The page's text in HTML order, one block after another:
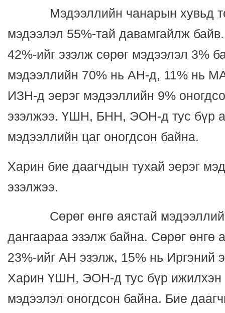
Мэдээллийн чанарын хувьд
мэдээлэл 55%-тай давамгайлж
42%-ийг эзэлж сөрөг мэдээлэл 3%
мэдээллийн 70% нь АН-д, 11% нь
ИЗН-д эерэг мэдээллийн 9%
эзэлжээ. ҮШН, БНН, ЭОН-д тус бүр
мэдээллийн цаг оногдсон байна.
Харин бие даагчдын тухай эерэг
эзэлжээ.
Сөрөг өнгө аястай
дангаараа эзэлж байна. Сөрөг өнгө
23%-ийг АН эзэлж, 15% нь Иргэний
Харин ҮШН, ЭОН-д тус бүр ижилхэн
мэдээлэл оногдсон байна. Бие